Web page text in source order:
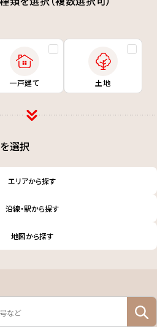
一戸建て 土地
選択
エリアから探す
沿線・駅から探す
地図から探す